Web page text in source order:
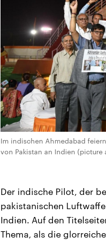
Im indischen Ahmedabad
von Pakistan an Indien (picture
Der indische Pilot, der
pakistanischen
Indien. Auf den
Thema, als die